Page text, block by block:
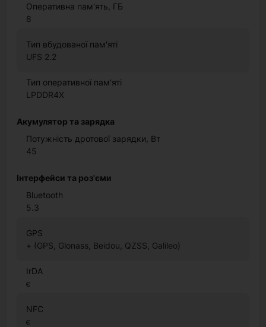
Оперативна пам'ять, ГБ
8
Тип вбудованої пам'яті
UFS 2.2
Тип оперативної пам'яті
LPDDR4X
Акумулятор та зарядка
Потужність дротової зарядки, Вт
45
Інтерфейси та роз'єми
Bluetooth
5.3
GPS
+ (GPS, Glonass, Beidou, QZSS, Galileo)
IrDA
є
NFC
є